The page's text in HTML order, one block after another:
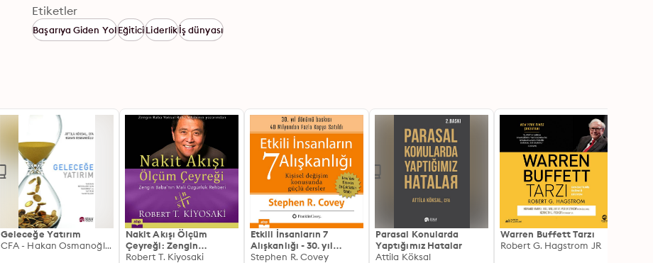
Etiketler
Başarıya Giden YolEğiticiLiderlikİş dünyası
Geleceğe Yatırım
CFA - Hakan Osmanoğlu, Attila Köksal
Nakit Akışı Ölçüm
Çeyreği: Zengin
Baba'nın Mali Özgürlük
Robert T. Kiyosaki
Etkili İnsanların 7
Alışkanlığı - 30. yıl
dönümü baskısı: Kişisel
Stephen R. Covey
Parasal Konularda
Yaptığımız Hatalar
Attila Köksal
Warren Buffett Tarzı
Robert G. Hagstrom JR